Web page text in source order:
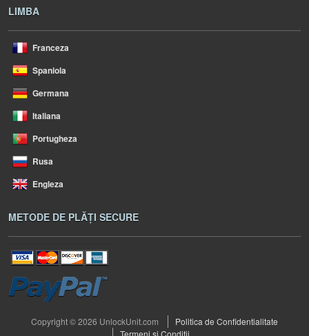
LIMBA
Franceza
Spaniola
Germana
Italiana
Portugheza
Rusa
Engleza
METODE DE PLĂȚI SECURE
Copyright © 2026 UnlockUnit.com
Politica de Confidentialitate
Termeni si Conditii